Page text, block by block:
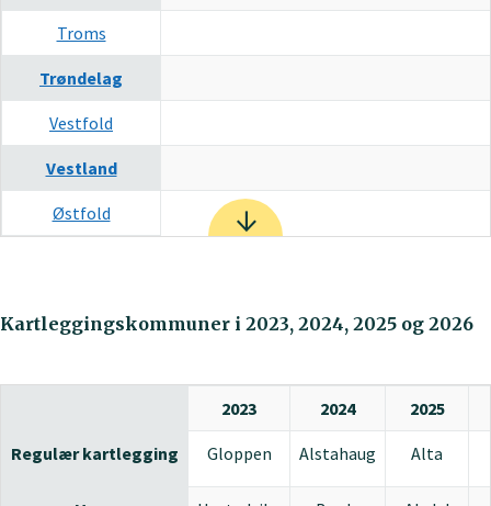
Troms
Trøndelag
Vestfold
Vestland
Østfold
Kartleggingskommuner i 2023, 2024, 2025 og 2026
2023 2024 2025
Regulær kartlegging Gloppen Alstahaug Alta